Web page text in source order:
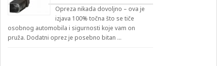
Opreza nikada dovoljno – ova je
izjava 100% točna što se tiče
osobnog automobila i sigurnosti koje vam on
pruža. Dodatni oprez je posebno bitan …